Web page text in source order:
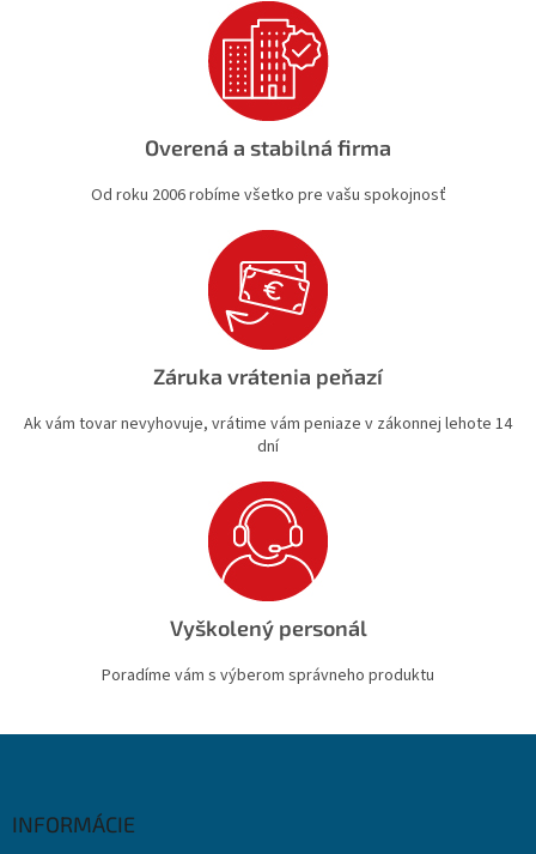
p
i
s
u
Overená a stabilná firma
Od roku 2006 robíme všetko pre vašu spokojnosť
Záruka vrátenia peňazí
Ak vám tovar nevyhovuje, vrátime vám peniaze v zákonnej lehote 14
dní
Vyškolený personál
Poradíme vám s výberom správneho produktu
INFORMÁCIE